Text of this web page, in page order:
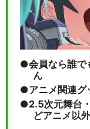
会員なら誰で
ん
アニメ関連グ
2.5次元舞台
どアニメ以